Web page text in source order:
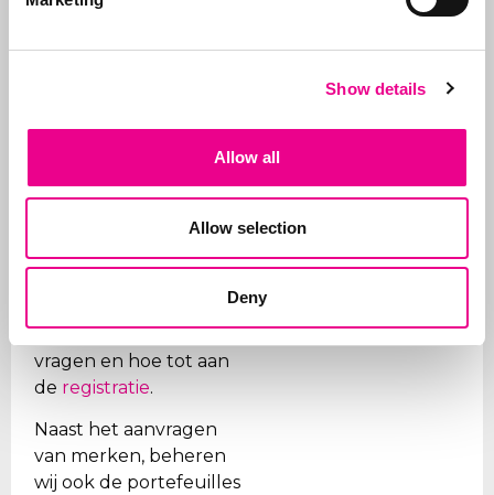
Show details
Allow all
Allow selection
Deny
eerste Benelux
aanvraag. Doel is de
klant te ontzorgen en
alle stappen, van eerste
advies wat aan te
vragen en hoe tot aan
de registratie.
Naast het aanvragen
van merken, beheren
wij ook de portefeuilles
Abcor